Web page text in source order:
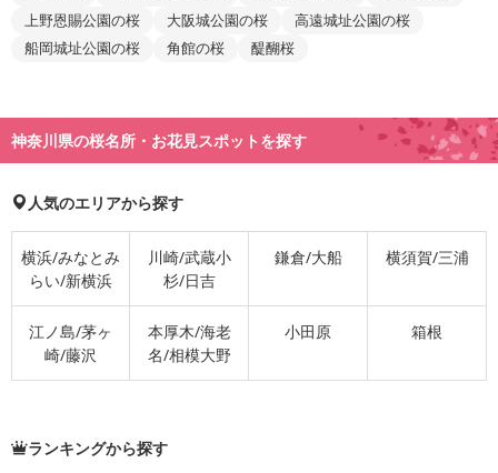
上野恩賜公園の桜
大阪城公園の桜
高遠城址公園の桜
船岡城址公園の桜
角館の桜 醍醐桜
神奈川県の桜名所・お花見スポットを探す
人気のエリアから探す
横浜/みなとみ
らい/新横浜
川崎/武蔵小
杉/日吉
鎌倉/大船 横須賀/三浦
江ノ島/茅ヶ
崎/藤沢
本厚木/海老
名/相模大野
小田原 箱根
ランキングから探す